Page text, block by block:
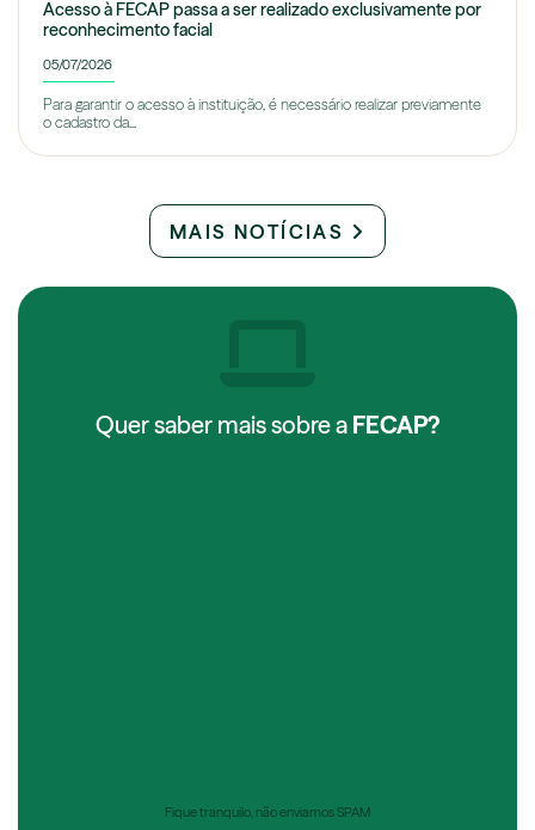
Acesso à FECAP passa a ser realizado exclusivamente por
reconhecimento facial
05/07/2026
Para garantir o acesso à instituição, é necessário realizar previamente
o cadastro da...
MAIS NOTÍCIAS
Quer saber mais sobre a FECAP?
Fique tranquilo, não enviamos SPAM